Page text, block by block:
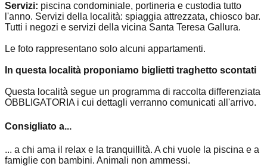
Servizi: piscina condominiale, portineria e custodia tutto
l'anno. Servizi della località: spiaggia attrezzata, chiosco bar.
Tutti i negozi e servizi della vicina Santa Teresa Gallura.
Le foto rappresentano solo alcuni appartamenti.
In questa località proponiamo biglietti traghetto scontati
Questa località segue un programma di raccolta differenziata
OBBLIGATORIA i cui dettagli verranno comunicati all'arrivo.
Consigliato a...
... a chi ama il relax e la tranquillità. A chi vuole la piscina e a
famiglie con bambini. Animali non ammessi.